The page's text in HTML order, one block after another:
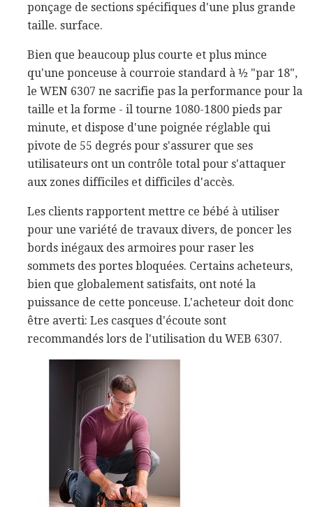
ponçage de sections spécifiques d'une plus grande
taille. surface.
Bien que beaucoup plus courte et plus mince
qu'une ponceuse à courroie standard à ½ "par 18",
le WEN 6307 ne sacrifie pas la performance pour la
taille et la forme - il tourne 1080-1800 pieds par
minute, et dispose d'une poignée réglable qui
pivote de 55 degrés pour s'assurer que ses
utilisateurs ont un contrôle total pour s'attaquer
aux zones difficiles et difficiles d'accès.
Les clients rapportent mettre ce bébé à utiliser
pour une variété de travaux divers, de poncer les
bords inégaux des armoires pour raser les
sommets des portes bloquées. Certains acheteurs,
bien que globalement satisfaits, ont noté la
puissance de cette ponceuse. L'acheteur doit donc
être averti: Les casques d'écoute sont
recommandés lors de l'utilisation du WEB 6307.